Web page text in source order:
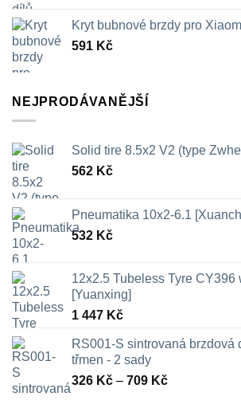
Kryt bubnové brzdy pro
591 Kč
NEJPRODÁVANĚJŠÍ
Solid tire 8.5x2 V2 (type
562 Kč
Pneumatika 10x2-6.1
532 Kč
12x2.5 Tubeless Tyre CY396
[Yuanxing]
1 447 Kč
RS001-S sintrovaná brzdová
třmen - 2 sady
326 Kč – 709 KčRozpětí